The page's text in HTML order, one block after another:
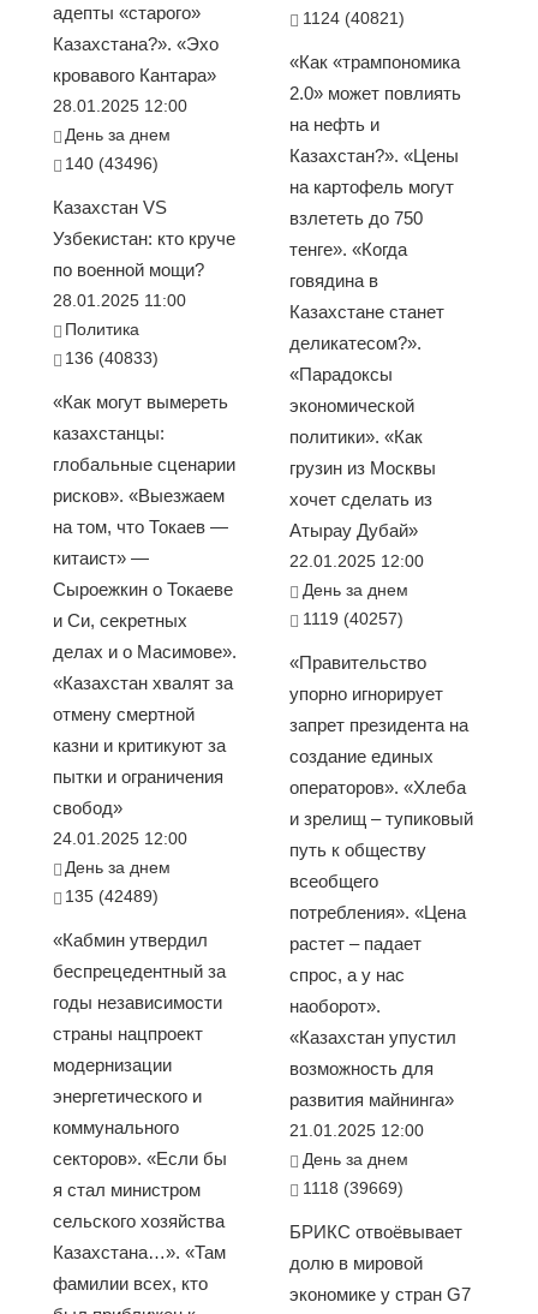
адепты «старого»
Казахстана?». «Эхо
кровавого Кантара»
28.01.2025 12:00
День за днем
140 (43496)
Казахстан VS
Узбекистан: кто круче
по военной мощи?
28.01.2025 11:00
Политика
136 (40833)
«Как могут вымереть
казахстанцы:
глобальные сценарии
рисков». «Выезжаем
на том, что Токаев —
китаист» —
Сыроежкин о Токаеве
и Си, секретных
делах и о Масимове».
«Казахстан хвалят за
отмену смертной
казни и критикуют за
пытки и ограничения
свобод»
24.01.2025 12:00
День за днем
135 (42489)
«Кабмин утвердил
беспрецедентный за
годы независимости
страны нацпроект
модернизации
энергетического и
коммунального
секторов». «Если бы
я стал министром
сельского хозяйства
Казахстана…». «Там
фамилии всех, кто
1124 (40821)
«Как «трампономика
2.0» может повлиять
на нефть и
Казахстан?». «Цены
на картофель могут
взлететь до 750
тенге». «Когда
говядина в
Казахстане станет
деликатесом?».
«Парадоксы
экономической
политики». «Как
грузин из Москвы
хочет сделать из
Атырау Дубай»
22.01.2025 12:00
День за днем
1119 (40257)
«Правительство
упорно игнорирует
запрет президента на
создание единых
операторов». «Хлеба
и зрелищ – тупиковый
путь к обществу
всеобщего
потребления». «Цена
растет – падает
спрос, а у нас
наоборот».
«Казахстан упустил
возможность для
развития майнинга»
21.01.2025 12:00
День за днем
1118 (39669)
БРИКС отвоёвывает
долю в мировой
экономике у стран G7